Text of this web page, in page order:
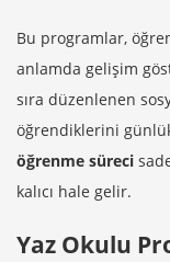
Bu programlar,
anlamda gelişim
sıra düzenlenen
öğrendiklerini
öğrenme süreci
kalıcı hale gelir.
Yaz Okulu